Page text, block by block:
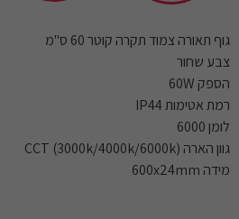
גוף תאורה צמוד תקרה קוטר 60 ס"מ
צבע שחור
הספק 60W
רמת אטימות IP44
לומן 6000
גוון הארה CCT (3000k/4000k/6000k)
מידה 600x24mm